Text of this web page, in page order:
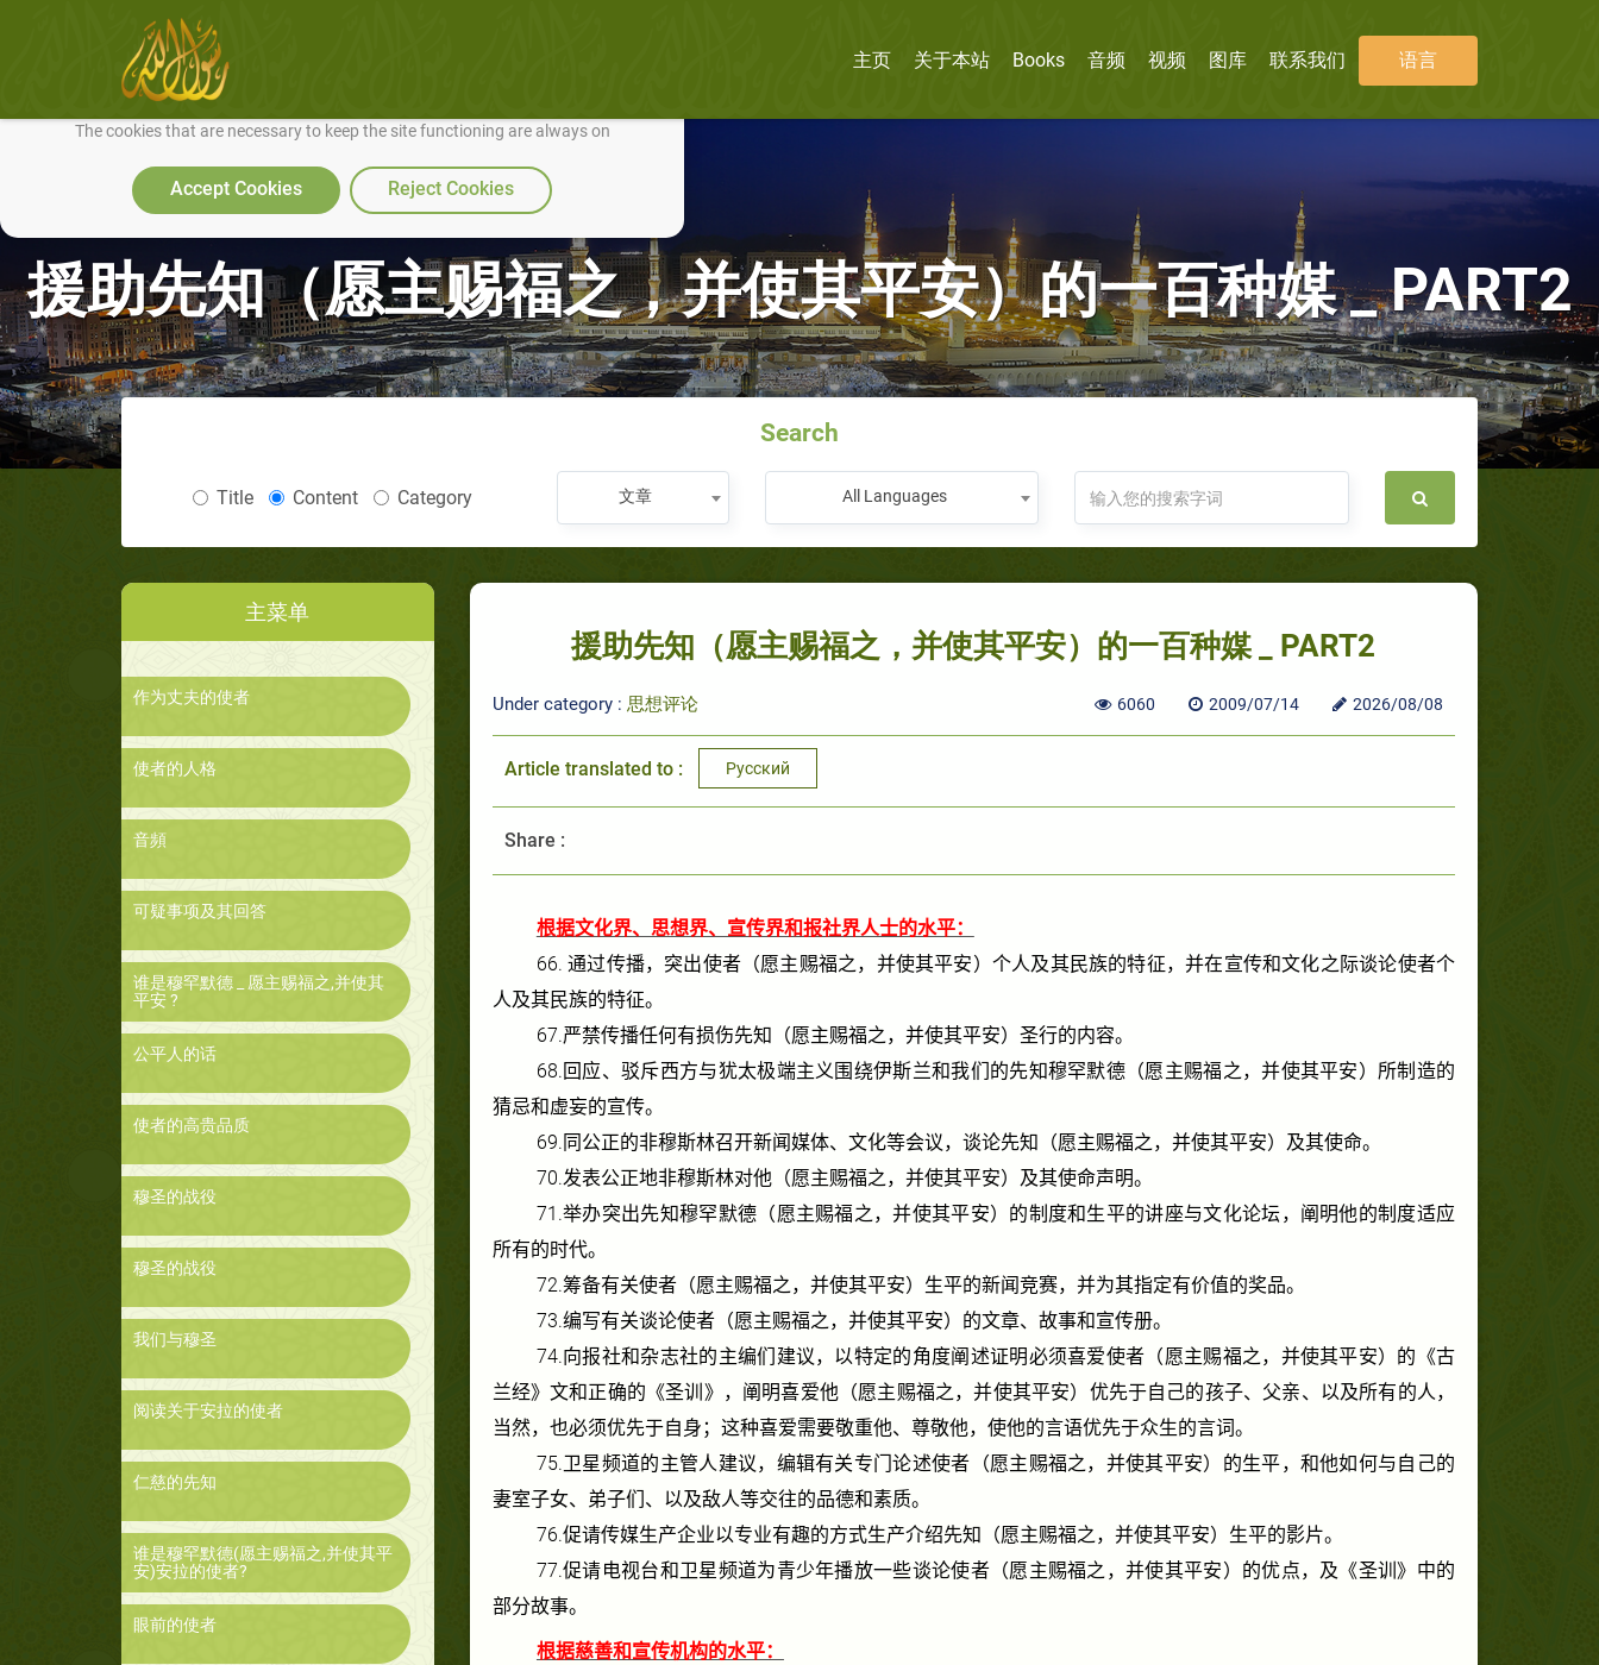
We use cookies to make our site work well for you and so we can continually improve it.
The cookies that are necessary to keep the site functioning are always on
Accept Cookies Reject Cookies
主页 关于本站 Books 音频 视频 图库 联系我们 语言
援助先知（愿主赐福之，并使其平安）的一百种媒 _ PART2
Search
Title Content Category 文章 All Languages
主菜单
作为丈夫的使者
使者的人格
音頻
可疑事项及其回答
谁是穆罕默德 _ 愿主赐福之,并使其
平安 ?
公平人的话
使者的高贵品质
穆圣的战役
穆圣的战役
我们与穆圣
阅读关于安拉的使者
仁慈的先知
谁是穆罕默德(愿主赐福之,并使其平
安)安拉的使者?
眼前的使者
援助先知（愿主赐福之，并使其平安）的一百种媒 _ PART2
Under category : 思想评论 6060 2009/07/14 2026/08/08
Article translated to : Русский
Share :
根据文化界、思想界、宣传界和报社界人士的水平：
66.通过传播，突出使者（愿主赐福之，并使其平安）个人及其民族的特征，并在宣传和文化之际谈论使者个
人及其民族的特征。
67.严禁传播任何有损伤先知（愿主赐福之，并使其平安）圣行的内容。
68.回应、驳斥西方与犹太极端主义围绕伊斯兰和我们的先知穆罕默德（愿主赐福之，并使其平安）所制造的
猜忌和虚妄的宣传。
69.同公正的非穆斯林召开新闻媒体、文化等会议，谈论先知（愿主赐福之，并使其平安）及其使命。
70.发表公正地非穆斯林对他（愿主赐福之，并使其平安）及其使命声明。
71.举办突出先知穆罕默德（愿主赐福之，并使其平安）的制度和生平的讲座与文化论坛，阐明他的制度适应
所有的时代。
72.筹备有关使者（愿主赐福之，并使其平安）生平的新闻竞赛，并为其指定有价值的奖品。
73.编写有关谈论使者（愿主赐福之，并使其平安）的文章、故事和宣传册。
74.向报社和杂志社的主编们建议，以特定的角度阐述证明必须喜爱使者（愿主赐福之，并使其平安）的《古
兰经》文和正确的《圣训》，阐明喜爱他（愿主赐福之，并使其平安）优先于自己的孩子、父亲、以及所有的人，
当然，也必须优先于自身；这种喜爱需要敬重他、尊敬他，使他的言语优先于众生的言词。
75.卫星频道的主管人建议，编辑有关专门论述使者（愿主赐福之，并使其平安）的生平，和他如何与自己的
妻室子女、弟子们、以及敌人等交往的品德和素质。
76.促请传媒生产企业以专业有趣的方式生产介绍先知（愿主赐福之，并使其平安）生平的影片。
77.促请电视台和卫星频道为青少年播放一些谈论使者（愿主赐福之，并使其平安）的优点，及《圣训》中的
部分故事。
根据慈善和宣传机构的水平：